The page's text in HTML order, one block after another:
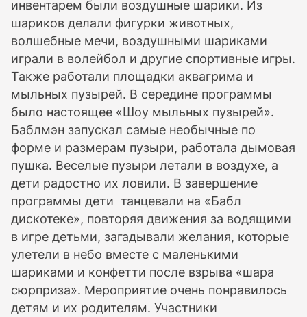
инвентарем были воздушные шарики. Из
шариков делали фигурки животных,
волшебные мечи, воздушными шариками
играли в волейбол и другие спортивные игры.
Также работали площадки аквагрима и
мыльных пузырей. В середине программы
было настоящее «Шоу мыльных пузырей».
Баблмэн запускал самые необычные по
форме и размерам пузыри, работала дымовая
пушка. Веселые пузыри летали в воздухе, а
дети радостно их ловили. В завершение
программы дети танцевали на «Бабл
дискотеке», повторяя движения за водящими
в игре детьми, загадывали желания, которые
улетели в небо вместе с маленькими
шариками и конфетти после взрыва «шара
сюрприза». Мероприятие очень понравилось
детям и их родителям. Участники